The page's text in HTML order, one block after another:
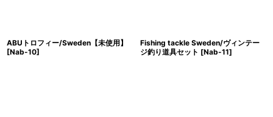
ABUトロフィー/Sweden【未使用】
[Nab-10]
Fishing tackle Sweden/ヴィンテー
ジ釣り道具セット [Nab-11]